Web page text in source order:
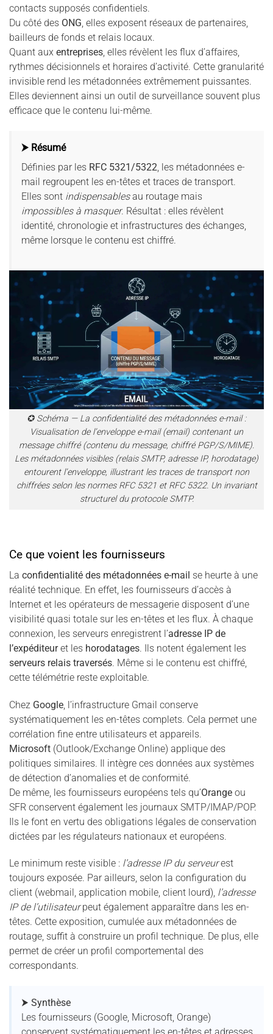
contacts supposés confidentiels.
Du côté des ONG, elles exposent réseaux de partenaires,
bailleurs de fonds et relais locaux.
Quant aux entreprises, elles révèlent les flux d’affaires,
rythmes décisionnels et horaires d’activité. Cette granularité
invisible rend les métadonnées extrêmement puissantes.
Elles deviennent ainsi un outil de surveillance souvent plus
efficace que le contenu lui-même.
⮞ Résumé
Définies par les RFC 5321/5322 , les métadonnées e-
mail regroupent les en-têtes et traces de transport.
Elles sont indispensablesau routage mais
impossibles à masquer. Résultat : elles révèlent
identité, chronologie et infrastructures des échanges,
même lorsque le contenu est chiffré.
✪ Schéma — La confidentialité des métadonnées e-mail :
Visualisation de l’enveloppe e-mail (email) contenant un
message chiffré (contenu du message, chiffré PGP/S/MIME).
Les métadonnées visibles (relais SMTP, adresse IP, horodatage)
entourent l’enveloppe, illustrant les traces de transport non
chiffrées selon les normes RFC 5321 et RFC 5322. Un invariant
structurel du protocole SMTP.
Ce que voient les fournisseurs
La confidentialité des métadonnées e-mail se heurte à une
réalité technique. En effet, les fournisseurs d’accès à
Internet et les opérateurs de messagerie disposent d’une
visibilité quasi totale sur les en-têtes et les flux. À chaque
connexion, les serveurs enregistrent l’adresse IP de
l’expéditeuret les horodatages. Ils notent également les
serveurs relais traversés. Même si le contenu est chiffré,
cette télémétrie reste exploitable.
Chez Google , l’infrastructure Gmail conserve
systématiquement les en-têtes complets. Cela permet une
corrélation fine entre utilisateurs et appareils.
Microsoft (Outlook/Exchange Online) applique des
politiques similaires. Il intègre ces données aux systèmes
de détection d’anomalies et de conformité.
De même, les fournisseurs européens tels qu’Orange ou
SFR conservent également les journaux SMTP/IMAP/POP.
Ils le font en vertu des obligations légales de conservation
dictées par les régulateurs nationaux et européens.
Le minimum reste visible : l’adresse IP du serveurest
toujours exposée. Par ailleurs, selon la configuration du
client (webmail, application mobile, client lourd), l’adresse
IP de l’utilisateurpeut également apparaître dans les en-
têtes. Cette exposition, cumulée aux métadonnées de
routage, suffit à construire un profil technique. De plus, elle
permet de créer un profil comportemental des
correspondants.
⮞ Synthèse
Les fournisseurs (Google, Microsoft, Orange)